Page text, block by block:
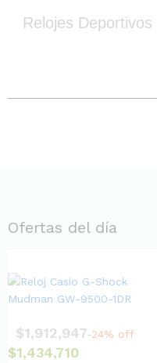
Relojes Deportivos
Ofertas del día
$1,912,947 24% off
$1,434,710